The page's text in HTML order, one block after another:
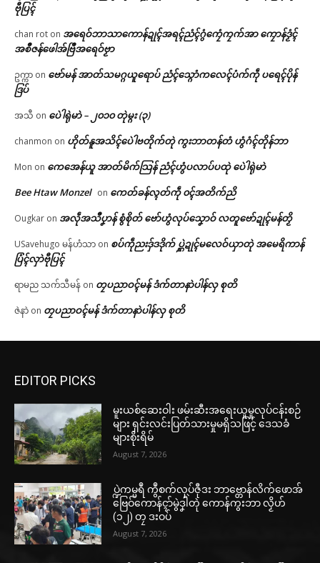
ဗီုပြၚ်
chan rot on အရေဝ်ဘာသာကောန်ဍုၚ်အရၚ်ညံၚ်ဂွံကၠေံကၠက်အာ ကၠောန်ဒၟံၚ်
အစဳဇန်ဖေါအ်ဗြဳအရေဝ်ဗၟာ
ဥက္ကာ on ဗော်မန် အာတ်သမဂ္ဂယူရောပ် ညံၚ်သ္ဂောံကလေၚ်ပံက်ကဵု ပရေၚ်ပိုန်
ဒြပ်
အသီ on ပေဲါရုဲမာဲ – ၂၀၁၀ တုဲမ္ဂး (၃)
chanmon on ဟိုတ်နူအသိၚ်ပေဲါဗတိုက်တုဲ ကွးဘာတန်တံ ဟွံဂံၚ်တိုန်ဘာ
Mon on ကေအေန်ယူ အာတ်မိက်သြန် ညံၚ်ဟွံပလာပ်ပထုဲ ပေဲါရုဲမာဲ
Bee Htaw Monzel on ကေတ်ခန်လ္ၚတ်ကဵု ၀ၚ်အတိက်ညိ
Ougkar on အလဵုအသဳပၞာန် စွံစိုတ် ဗော်ဟွံလုပ်သၞောဝ် လတူဗော်ဍုၚ်မန်တၟိ
USavehugo မန်ဟံသာ on စပ်ကဵုညးဒှ်ဒဒိုက် ပ္ဋဲဍုၚ်မလေဝ်ယှာတုဲ အမေရိကာန်
ပြံၚ်လှာဲဗီုပြၚ်
ရာမည သက်သီမန် on တၠပညာဝၚ်မန် ဒံက်တာနာဲပါန်လှ စုတိ
ဇဲနာဲ on တၠပညာဝၚ်မန် ဒံက်တာနာဲပါန်လှ စုတိ
EDITOR PICKS
မူးယစ်ဆေးဝါး ဖမ်းဆီးအရေးယူမှုလုပ်ငန်းစဉ်
များ ရှင်းလင်းပြတ်သားမှုမရှိသဖြင့် ဒေသခံ
များစိုးရိမ်
August 7, 2026
ပ္ဍဲကမ္မရဳ ကွဳစက်လုပ်ဇီုဒး ဘာဗ္တောန်လိက်ဖောအ်
ဗြေဝ်ကောန်ၚာ်မွဲဒၞါဲတုဲ ကောန်ကွးဘာ လၟိဟ်
(၁၂) တၠ ဒးဝပ်
August 7, 2026